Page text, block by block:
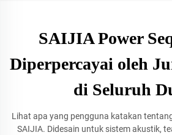
SAIJIA Power
Diperpercayai oleh
di Seluruh
Lihat apa yang pengguna katakan
SAIJIA. Didesain untuk sistem akustik,